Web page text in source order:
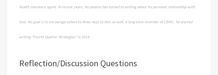
health insurance agent. In recent years, his passion has turned to writing about his personal relationship with
God. His goal is to encourage others to draw near to Him as well. A long-time member of CBMC, he started
writing “Fourth Quarter Strategies” in 2014.
Reflection/Discussion Questions